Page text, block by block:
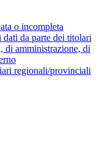
o incompleta
dati da parte dei titolari
di amministrazione, di
regionali/provinciali